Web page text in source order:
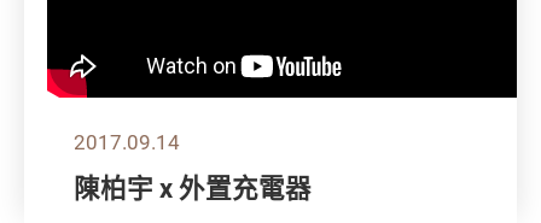
2017.09.14
陳柏宇 x 外置充電器